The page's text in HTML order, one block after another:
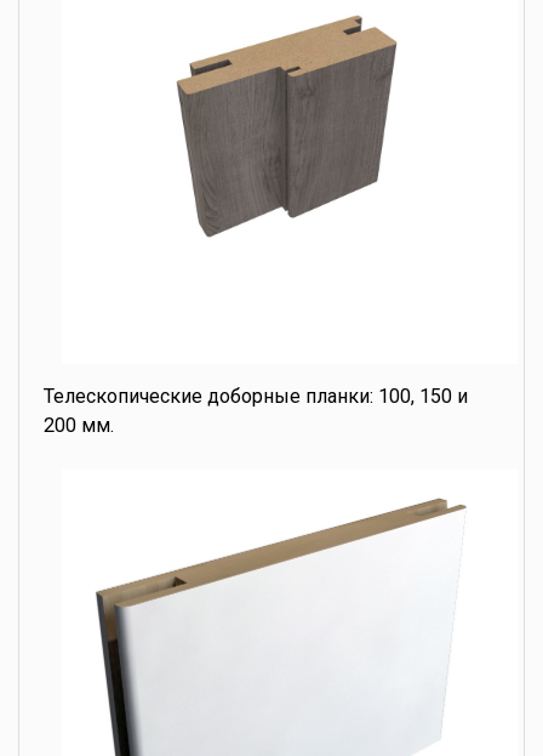
Телескопические доборные планки: 100, 150 и
200 мм.